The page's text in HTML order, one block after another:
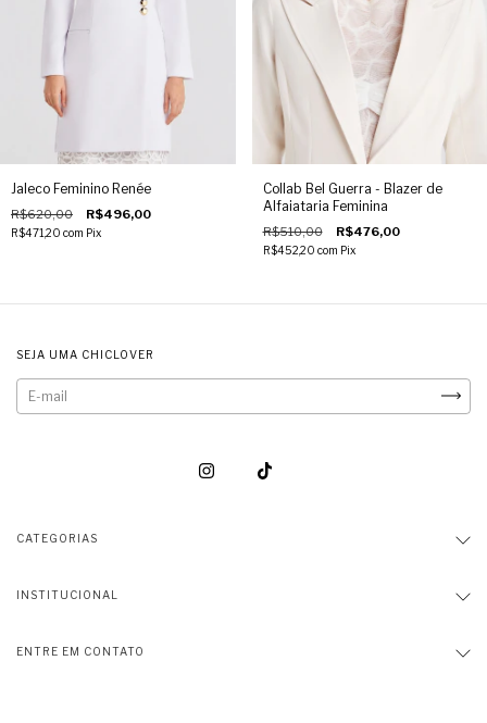
Jaleco Feminino Renée
R$620,00 R$496,00
R$471,20 com Pix
Collab Bel Guerra - Blazer de
Alfaiataria Feminina
R$510,00 R$476,00
R$452,20 com Pix
SEJA UMA CHICLOVER
CATEGORIAS
INSTITUCIONAL
ENTRE EM CONTATO